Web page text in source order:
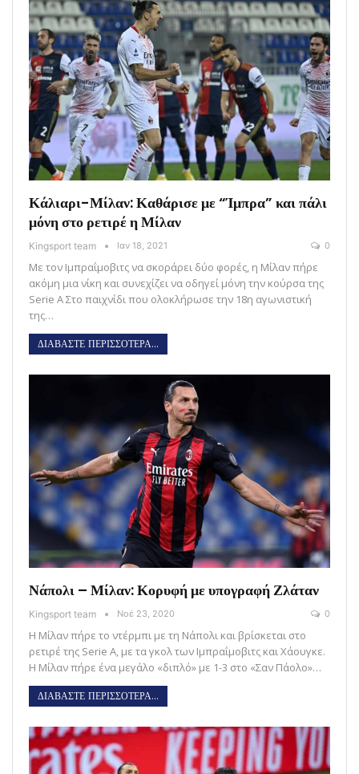
Κάλιαρι-Μίλαν: Καθάρισε με “Ίμπρα” και πάλι
μόνη στο ρετιρέ η Μίλαν
Kingsport team Ιαν 18, 2021 0
Με τον Ιμπραΐμοβιτς να σκοράρει δύο φορές, η Μίλαν πήρε
ακόμη μια νίκη και συνεχίζει να οδηγεί μόνη την κούρσα της
Serie A Στο παιχνίδι που ολοκλήρωσε την 18η αγωνιστική
της…
ΔΙΑΒΑΣΤΕ ΠΕΡΙΣΣΟΤΕΡΑ...
Νάπολι – Μίλαν: Κορυφή με υπογραφή Ζλάταν
Kingsport team Νοέ 23, 2020 0
Η Μίλαν πήρε το ντέρμπι με τη Νάπολι και βρίσκεται στο
ρετιρέ της Serie A, με τα γκολ των Ιμπραΐμοβιτς και Χάουγκε.
Η Μίλαν πήρε ένα μεγάλο «διπλό» με 1-3 στο «Σαν Πάολο»…
ΔΙΑΒΑΣΤΕ ΠΕΡΙΣΣΟΤΕΡΑ...